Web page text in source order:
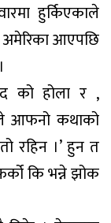
हुर्किएकाले
आएपछि
को होला र ,
आफनो कथाको
रहिन ।’ हुन त
कि भन्ने झोक